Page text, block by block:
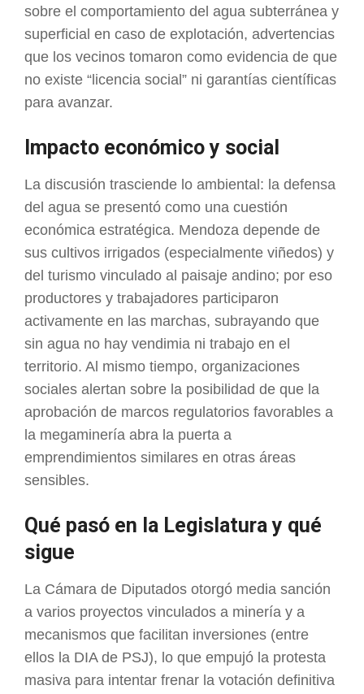
sobre el comportamiento del agua subterránea y
superficial en caso de explotación, advertencias
que los vecinos tomaron como evidencia de que
no existe “licencia social” ni garantías científicas
para avanzar.
Impacto económico y social
La discusión trasciende lo ambiental: la defensa
del agua se presentó como una cuestión
económica estratégica. Mendoza depende de
sus cultivos irrigados (especialmente viñedos) y
del turismo vinculado al paisaje andino; por eso
productores y trabajadores participaron
activamente en las marchas, subrayando que
sin agua no hay vendimia ni trabajo en el
territorio. Al mismo tiempo, organizaciones
sociales alertan sobre la posibilidad de que la
aprobación de marcos regulatorios favorables a
la megaminería abra la puerta a
emprendimientos similares en otras áreas
sensibles.
Qué pasó en la Legislatura y qué
sigue
La Cámara de Diputados otorgó media sanción
a varios proyectos vinculados a minería y a
mecanismos que facilitan inversiones (entre
ellos la DIA de PSJ), lo que empujó la protesta
masiva para intentar frenar la votación definitiva